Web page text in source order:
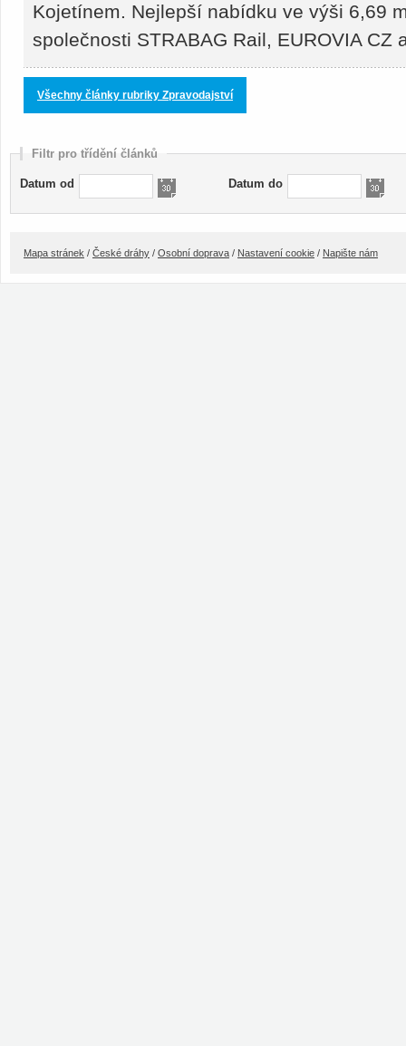
Kojetínem. Nejlepší nabídku ve výši 6,69
společnosti STRABAG Rail, EUROVIA
Všechny články rubriky Zpravodajství
Filtr pro třídění článků
Datum od Datum do
Mapa stránek / České dráhy / Osobní doprava / Nastavení cookie / Napište nám